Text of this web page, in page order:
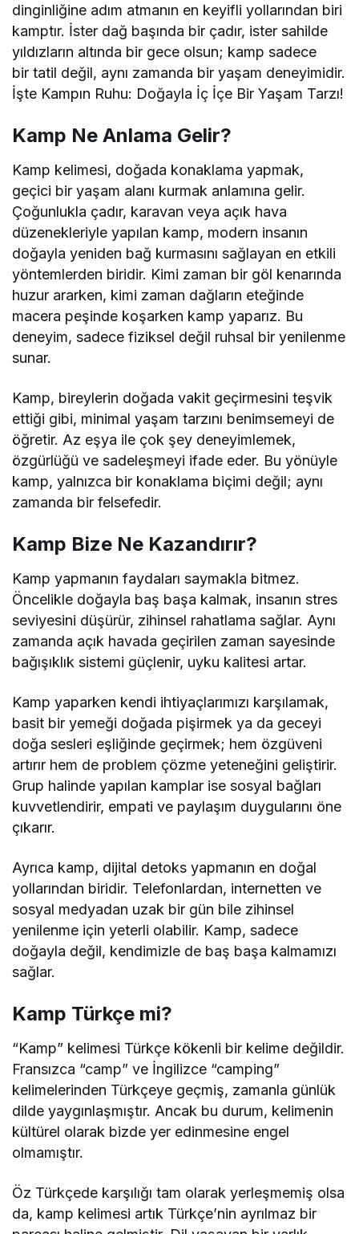
dinginliğine adım atmanın en keyifli yollarından biri
kamptır. İster dağ başında bir çadır, ister sahilde
yıldızların altında bir gece olsun; kamp sadece
bir tatil değil, aynı zamanda bir yaşam deneyimidir.
İşte Kampın Ruhu: Doğayla İç İçe Bir Yaşam Tarzı!
Kamp Ne Anlama Gelir?
Kamp kelimesi, doğada konaklama yapmak,
geçici bir yaşam alanı kurmak anlamına gelir.
Çoğunlukla çadır, karavan veya açık hava
düzenekleriyle yapılan kamp, modern insanın
doğayla yeniden bağ kurmasını sağlayan en etkili
yöntemlerden biridir. Kimi zaman bir göl kenarında
huzur ararken, kimi zaman dağların eteğinde
macera peşinde koşarken kamp yaparız. Bu
deneyim, sadece fiziksel değil ruhsal bir yenilenme
sunar.
Kamp, bireylerin doğada vakit geçirmesini teşvik
ettiği gibi, minimal yaşam tarzını benimsemeyi de
öğretir. Az eşya ile çok şey deneyimlemek,
özgürlüğü ve sadeleşmeyi ifade eder. Bu yönüyle
kamp, yalnızca bir konaklama biçimi değil; aynı
zamanda bir felsefedir.
Kamp Bize Ne Kazandırır?
Kamp yapmanın faydaları saymakla bitmez.
Öncelikle doğayla baş başa kalmak, insanın stres
seviyesini düşürür, zihinsel rahatlama sağlar. Aynı
zamanda açık havada geçirilen zaman sayesinde
bağışıklık sistemi güçlenir, uyku kalitesi artar.
Kamp yaparken kendi ihtiyaçlarımızı karşılamak,
basit bir yemeği doğada pişirmek ya da geceyi
doğa sesleri eşliğinde geçirmek; hem özgüveni
artırır hem de problem çözme yeteneğini geliştirir.
Grup halinde yapılan kamplar ise sosyal bağları
kuvvetlendirir, empati ve paylaşım duygularını öne
çıkarır.
Ayrıca kamp, dijital detoks yapmanın en doğal
yollarından biridir. Telefonlardan, internetten ve
sosyal medyadan uzak bir gün bile zihinsel
yenilenme için yeterli olabilir. Kamp, sadece
doğayla değil, kendimizle de baş başa kalmamızı
sağlar.
Kamp Türkçe mi?
“Kamp” kelimesi Türkçe kökenli bir kelime değildir.
Fransızca “camp” ve İngilizce “camping”
kelimelerinden Türkçeye geçmiş, zamanla günlük
dilde yaygınlaşmıştır. Ancak bu durum, kelimenin
kültürel olarak bizde yer edinmesine engel
olmamıştır.
Öz Türkçede karşılığı tam olarak yerleşmemiş olsa
da, kamp kelimesi artık Türkçe’nin ayrılmaz bir